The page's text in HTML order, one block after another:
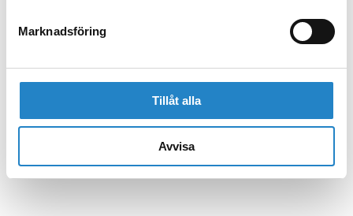
Marknadsföring
Tillåt alla
Avvisa